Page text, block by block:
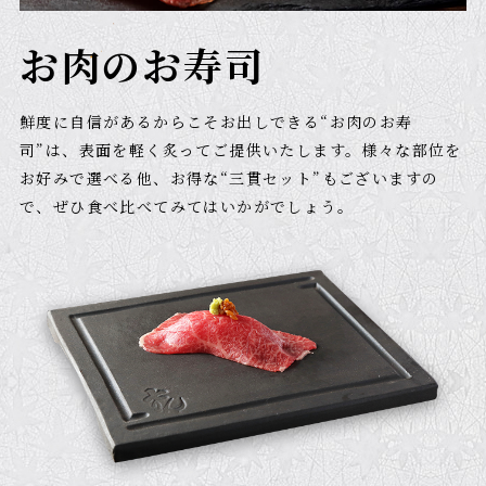
お肉のお寿司
鮮度に自信があるからこそお出しできる“お肉のお寿
司”は、表面を軽く炙ってご提供いたします。様々な部位を
お好みで選べる他、お得な“三貫セット”もございますの
で、ぜひ食べ比べてみてはいかがでしょう。